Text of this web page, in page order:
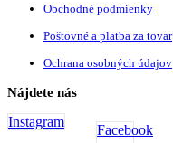
Obchodné podmienky
Poštovné a platba za tovar
Ochrana osobných údajov
Nájdete nás
Facebook
Instagram